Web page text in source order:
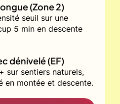
(Zone 2)
seuil sur une
5 min en descente
dénivelé (EF)
sur sentiers naturels,
en montée et descente.